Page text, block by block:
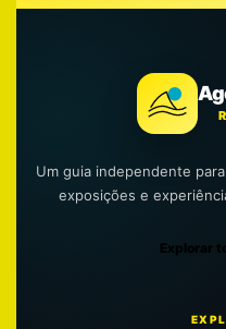
Um guia independente
exposições e
Explorar